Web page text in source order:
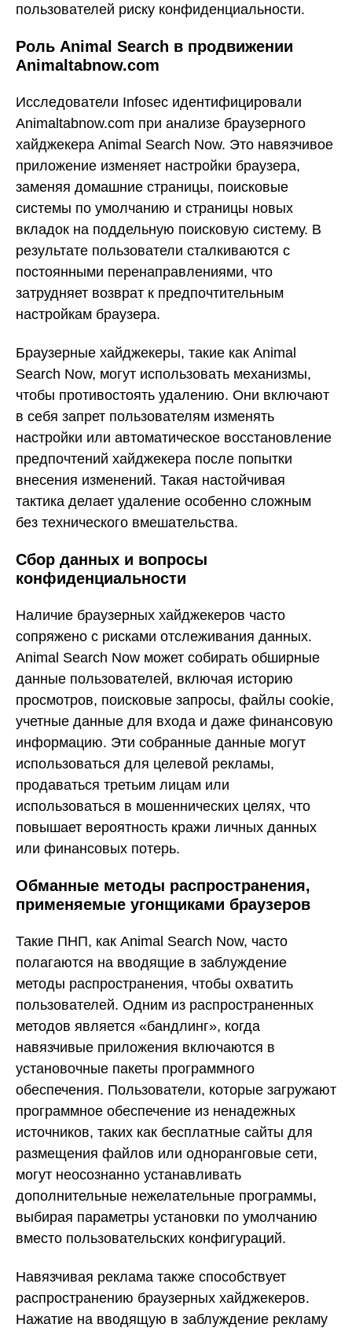
пользователей риску конфиденциальности.
Роль Animal Search в продвижении
Animaltabnow.com
Исследователи Infosec идентифицировали
Animaltabnow.com при анализе браузерного
хайджекера Animal Search Now. Это навязчивое
приложение изменяет настройки браузера,
заменяя домашние страницы, поисковые
системы по умолчанию и страницы новых
вкладок на поддельную поисковую систему. В
результате пользователи сталкиваются с
постоянными перенаправлениями, что
затрудняет возврат к предпочтительным
настройкам браузера.
Браузерные хайджекеры, такие как Animal
Search Now, могут использовать механизмы,
чтобы противостоять удалению. Они включают
в себя запрет пользователям изменять
настройки или автоматическое восстановление
предпочтений хайджекера после попытки
внесения изменений. Такая настойчивая
тактика делает удаление особенно сложным
без технического вмешательства.
Сбор данных и вопросы
конфиденциальности
Наличие браузерных хайджекеров часто
сопряжено с рисками отслеживания данных.
Animal Search Now может собирать обширные
данные пользователей, включая историю
просмотров, поисковые запросы, файлы cookie,
учетные данные для входа и даже финансовую
информацию. Эти собранные данные могут
использоваться для целевой рекламы,
продаваться третьим лицам или
использоваться в мошеннических целях, что
повышает вероятность кражи личных данных
или финансовых потерь.
Обманные методы распространения,
применяемые угонщиками браузеров
Такие ПНП, как Animal Search Now, часто
полагаются на вводящие в заблуждение
методы распространения, чтобы охватить
пользователей. Одним из распространенных
методов является «бандлинг», когда
навязчивые приложения включаются в
установочные пакеты программного
обеспечения. Пользователи, которые загружают
программное обеспечение из ненадежных
источников, таких как бесплатные сайты для
размещения файлов или одноранговые сети,
могут неосознанно устанавливать
дополнительные нежелательные программы,
выбирая параметры установки по умолчанию
вместо пользовательских конфигураций.
Навязчивая реклама также способствует
распространению браузерных хайджекеров.
Нажатие на вводящую в заблуждение рекламу